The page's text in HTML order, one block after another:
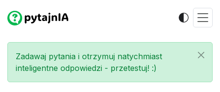
Zadawaj pytania i otrzymuj natychmiast
inteligentne odpowiedzi - przetestuj! :)